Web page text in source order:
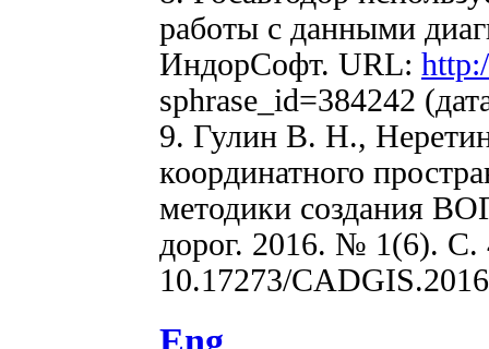
работы с данными
ИндорСофт. URL:
sphrase_id=384242
9. Гулин В. Н.,
координатного
методики создания
дорог. 2016. № 1(6). С.
10.17273/